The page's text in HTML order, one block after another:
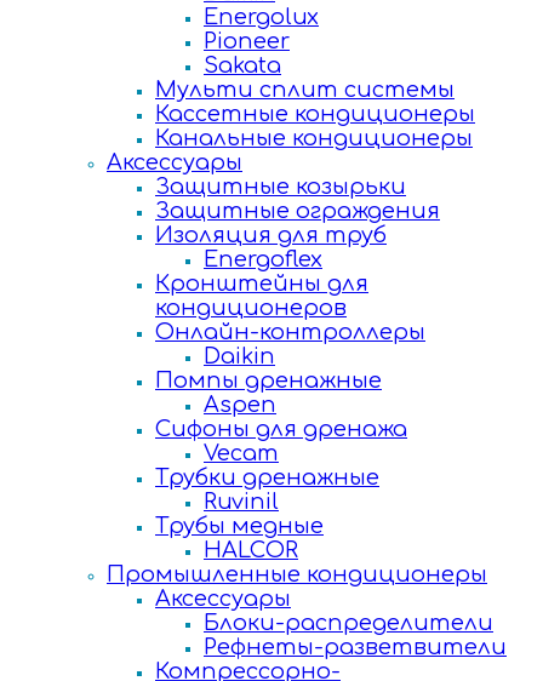
Energolux
Pioneer
Sakata
Мульти сплит системы
Кассетные кондиционеры
Канальные кондиционеры
Аксессуары
Защитные козырьки
Защитные ограждения
Изоляция для труб
Energoflex
Кронштейны для
кондиционеров
Онлайн-контроллеры
Daikin
Помпы дренажные
Aspen
Сифоны для дренажа
Vecam
Трубки дренажные
Ruvinil
Трубы медные
HALCOR
Промышленные кондиционеры
Аксессуары
Блоки-распределители
Рефнеты-разветвители
Компрессорно-